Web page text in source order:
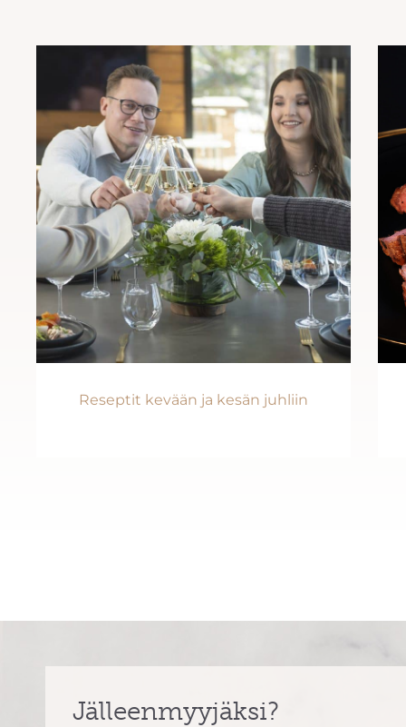
Reseptit kevään ja kesän juhliin
Jälleenmyyjäksi?